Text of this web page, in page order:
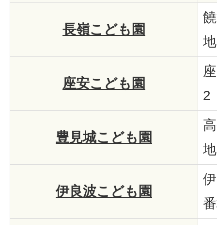
長嶺こども園
座安こども園
2
豊見城こども園
伊良波こども園